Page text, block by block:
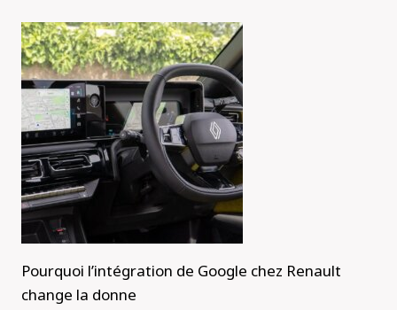
Pourquoi l’intégration de Google chez Renault
change la donne